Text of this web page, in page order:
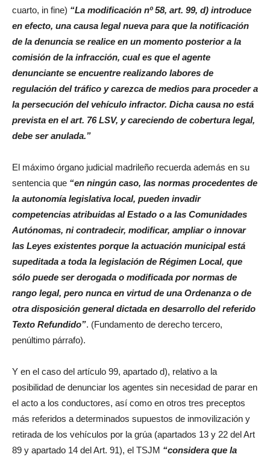
cuarto, in fine) “La modificación nº 58, art. 99, d) introduce
en efecto, una causa legal nueva para que la notificación
de la denuncia se realice en un momento posterior a la
comisión de la infracción, cual es que el agente
denunciante se encuentre realizando labores de
regulación del tráfico y carezca de medios para proceder a
la persecución del vehículo infractor. Dicha causa no está
prevista en el art. 76 LSV, y careciendo de cobertura legal,
debe ser anulada.”
El máximo órgano judicial madrileño recuerda además en su
sentencia que “en ningún caso, las normas procedentes de
la autonomía legislativa local, pueden invadir
competencias atribuidas al Estado o a las Comunidades
Autónomas, ni contradecir, modificar, ampliar o innovar
las Leyes existentes porque la actuación municipal está
supeditada a toda la legislación de Régimen Local, que
sólo puede ser derogada o modificada por normas de
rango legal, pero nunca en virtud de una Ordenanza o de
otra disposición general dictada en desarrollo del referido
Texto Refundido”. (Fundamento de derecho tercero,
penúltimo párrafo).
Y en el caso del artículo 99, apartado d), relativo a la
posibilidad de denunciar los agentes sin necesidad de parar en
el acto a los conductores, así como en otros tres preceptos
más referidos a determinados supuestos de inmovilización y
retirada de los vehículos por la grúa (apartados 13 y 22 del Art
89 y apartado 14 del Art. 91), el TSJM “considera que la